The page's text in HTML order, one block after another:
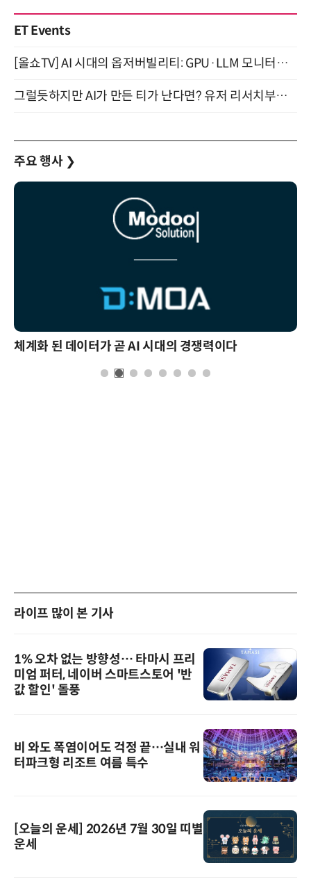
ET Events
[올쇼TV] AI 시대의 옵저버빌리티: GPU·LLM 모니터링부터 AI 기반 장애 대응까지 (8/11 생방송)
그럴듯하지만 AI가 만든 티가 난다면? 유저 리서치부터 배포까지! (9/15)
주요 행사 ❯
체계화 된 데이터가 곧 AI 시대의 경쟁력이다
라이프 많이 본 기사
1% 오차 없는 방향성… 타마시 프리
미엄 퍼터, 네이버 스마트스토어 '반
값 할인' 돌풍
비 와도 폭염이어도 걱정 끝…실내 워
터파크형 리조트 여름 특수
[오늘의 운세] 2026년 7월 30일 띠별
운세